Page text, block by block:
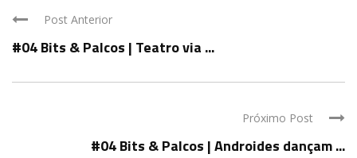
Post Anterior
#04 Bits & Palcos | Teatro via ...
Próximo Post
#04 Bits & Palcos | Androides dançam ...